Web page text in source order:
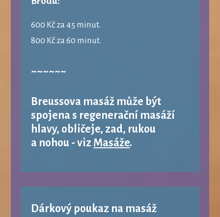
600 Kč za 45 minut.
800 Kč za 60 minut.
~~~~~~
Breussova masáž může být
spojena s regenerační masáží
hlavy, obličeje, zad, rukou
a nohou - viz Masáže.
Dárkový poukaz na masáž